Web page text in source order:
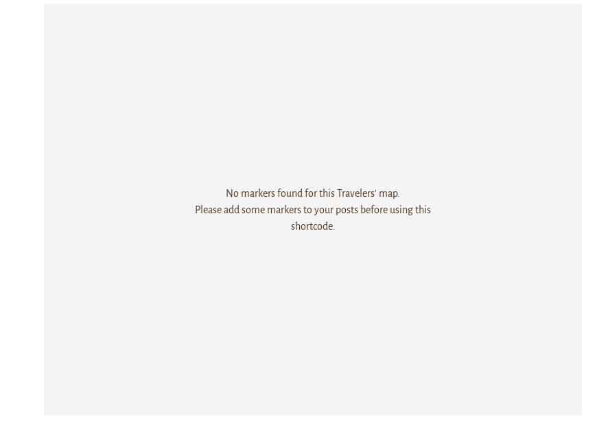
No markers found for this Travelers' map.
Please add some markers to your posts before using this
shortcode.